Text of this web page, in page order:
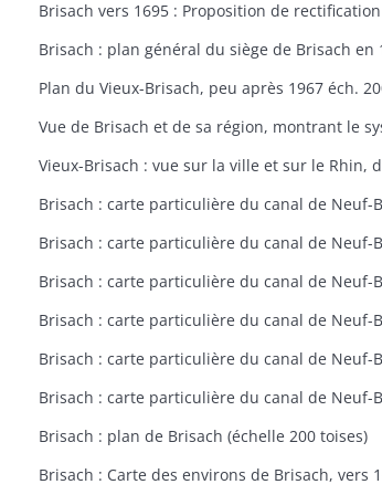
Brisach : plan général du siège de Brisach en
Plan du Vieux-Brisach, peu après 1967 éch.
Brisach : plan de Brisach (échelle 200 toises)